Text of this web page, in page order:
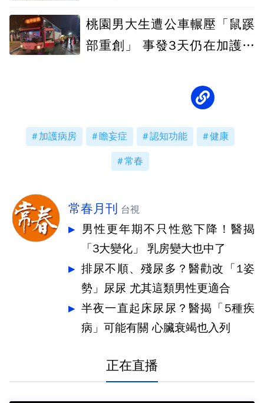
桃園男大生遭公車輾壓「鼠蹊
部重創」 事發3天仍在加護病
加護病房 瞻妄症 認知功能 健康
常春
常春月刊 台視
男性更年期不只性慾下降！醫揭
「3大變化」 乳房變大也中了
排尿不順、殘尿多？醫勸改「1姿
勢」尿尿 尤其這類男性更適合
半夜一直起床尿尿？醫揭「5種疾
病」可能有關 心臟衰竭也入列
正在直播